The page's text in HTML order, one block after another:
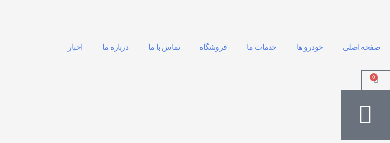
صفحه اصلی خودرو ها خدمات ما فروشگاه تماس با ما درباره ما اخبار
0